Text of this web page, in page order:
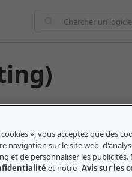
et le stockage sont
que les navigateurs web,
partager des fichiers et
utilisé tant à des fins
SBC pour stocker vos
», vous acceptez que des
navigation sur le site web,
et de personnaliser les publicités.
et notre Avis sur les